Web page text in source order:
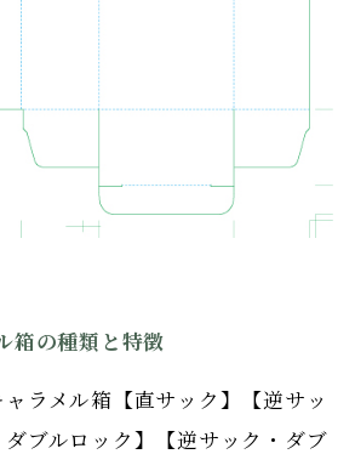
箱の種類と特徴
ラメル箱【直サック】【逆サッ
ブルロック】【逆サック・ダブ